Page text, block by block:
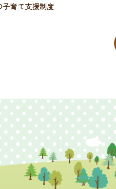
子育て支援制度